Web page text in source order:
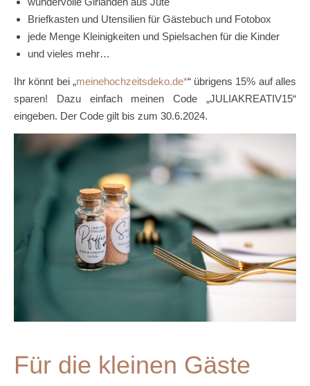
Briefkasten und Utensilien für Gästebuch und Fotobox
jede Menge Kleinigkeiten und Spielsachen für die Kinder
und vieles mehr…
Ihr könnt bei „meinehochzeitsdeko.de “ übrigens 15% auf alles
sparen! Dazu einfach meinen Code „JULIAKREATIV15“
eingeben. Der Code gilt bis zum 30.6.2024.
Für die kleinen Gäste